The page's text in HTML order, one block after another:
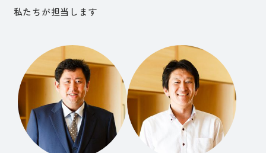
私たちが担当します